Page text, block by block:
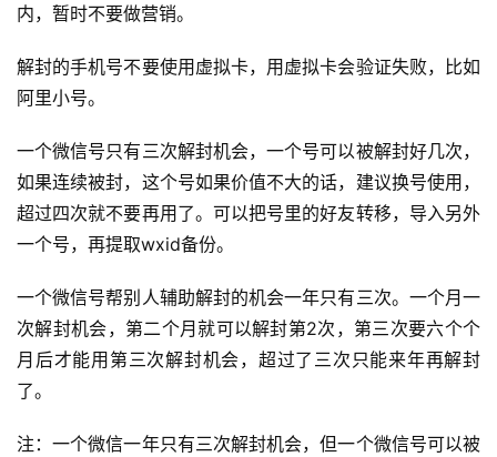
内，暂时不要做营销。
解封的手机号不要使用虚拟卡，用虚拟卡会验证失败，比如
阿里小号。
一个微信号只有三次解封机会，一个号可以被解封好几次，
如果连续被封，这个号如果价值不大的话，建议换号使用，
超过四次就不要再用了。可以把号里的好友转移，导入另外
一个号，再提取wxid备份。
一个微信号帮别人辅助解封的机会一年只有三次。一个月一
次解封机会，第二个月就可以解封第2次，第三次要六个个
月后才能用第三次解封机会，超过了三次只能来年再解封
了。
注：一个微信一年只有三次解封机会，但一个微信号可以被